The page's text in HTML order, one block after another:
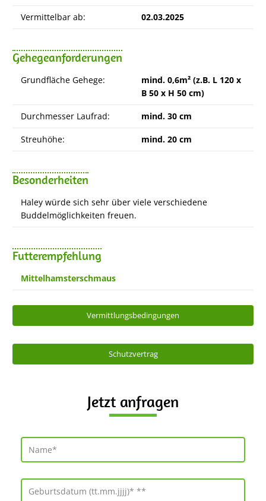
Vermittelbar ab: 02.03.2025
Gehegeanforderungen
Grundfläche Gehege:
mind. 0,6m² (z.B. L 120 x
B 50 x H 50 cm)
Durchmesser Laufrad: mind. 30 cm
Streuhöhe: mind. 20 cm
Besonderheiten
Haley würde sich sehr über viele verschiedene
Buddelmöglichkeiten freuen.
Futterempfehlung
Mittelhamsterschmaus
Vermittlungsbedingungen
Schutzvertrag
Jetzt anfragen